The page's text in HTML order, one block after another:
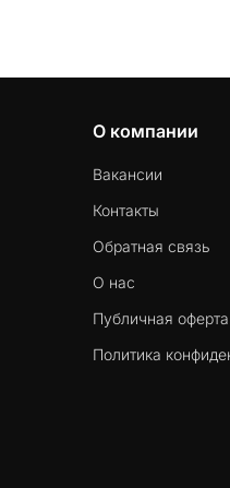
О компании
Вакансии
Контакты
Обратная связь
О нас
Публичная оферта
Политика